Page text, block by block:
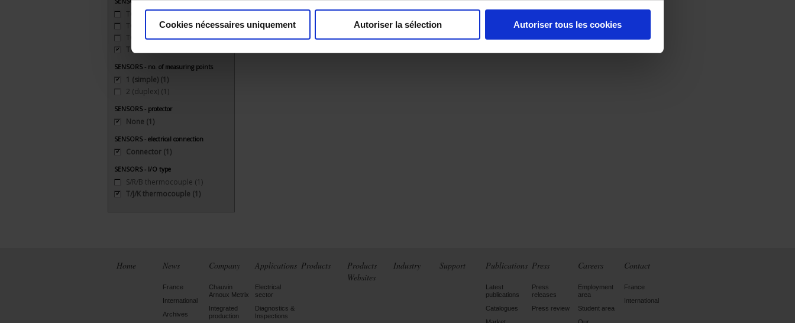
Cookies nécessaires uniquement Autoriser la sélection Autoriser tous les cookies
TC J 720 °C maxi(1)
TC K 1100 °C maxi(1)
TC S 1500 °C maxi(1)
TC T 350 °C maxi
SENSORS - no. of measuring points
1 (simple) (1)
2 (duplex) (1)
SENSORS - protector
None (1)
SENSORS - electrical connection
Connector (1)
SENSORS - I/O type
S/R/B thermocouple (1)
T/J/K thermocouple (1)
Home News
France
International
Archives
Company
Chauvin
Arnoux Metrix
Integrated
production
Applications
Electrical
sector
Diagnostics &
Inspections
Products
Products
Websites
Industry Support Publications
Latest
publications
Catalogues
Press
Press
releases
Press review
Careers
Employment
area
Student area
Contact
France
International